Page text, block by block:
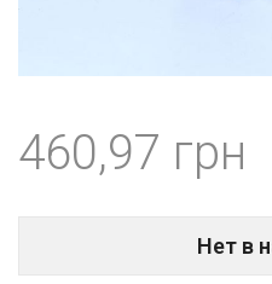
460,97
Нет в